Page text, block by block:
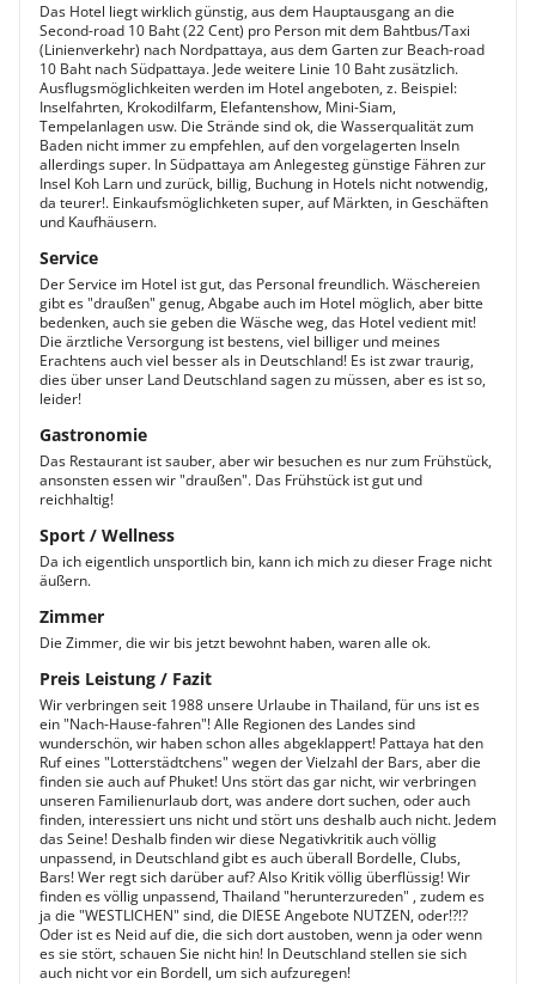
Das Hotel liegt wirklich günstig, aus dem Hauptausgang an die
Second-road 10 Baht (22 Cent) pro Person mit dem Bahtbus/Taxi
(Linienverkehr) nach Nordpattaya, aus dem Garten zur Beach-road
10 Baht nach Südpattaya. Jede weitere Linie 10 Baht zusätzlich.
Ausflugsmöglichkeiten werden im Hotel angeboten, z. Beispiel:
Inselfahrten, Krokodilfarm, Elefantenshow, Mini-Siam,
Tempelanlagen usw. Die Strände sind ok, die Wasserqualität zum
Baden nicht immer zu empfehlen, auf den vorgelagerten Inseln
allerdings super. In Südpattaya am Anlegesteg günstige Fähren zur
Insel Koh Larn und zurück, billig, Buchung in Hotels nicht notwendig,
da teurer!. Einkaufsmöglichketen super, auf Märkten, in Geschäften
und Kaufhäusern.
Service
Der Service im Hotel ist gut, das Personal freundlich. Wäschereien
gibt es "draußen" genug, Abgabe auch im Hotel möglich, aber bitte
bedenken, auch sie geben die Wäsche weg, das Hotel vedient mit!
Die ärztliche Versorgung ist bestens, viel billiger und meines
Erachtens auch viel besser als in Deutschland! Es ist zwar traurig,
dies über unser Land Deutschland sagen zu müssen, aber es ist so,
leider!
Gastronomie
Das Restaurant ist sauber, aber wir besuchen es nur zum Frühstück,
ansonsten essen wir "draußen". Das Frühstück ist gut und
reichhaltig!
Sport / Wellness
Da ich eigentlich unsportlich bin, kann ich mich zu dieser Frage nicht
äußern.
Zimmer
Die Zimmer, die wir bis jetzt bewohnt haben, waren alle ok.
Preis Leistung / Fazit
Wir verbringen seit 1988 unsere Urlaube in Thailand, für uns ist es
ein "Nach-Hause-fahren"! Alle Regionen des Landes sind
wunderschön, wir haben schon alles abgeklappert! Pattaya hat den
Ruf eines "Lotterstädtchens" wegen der Vielzahl der Bars, aber die
finden sie auch auf Phuket! Uns stört das gar nicht, wir verbringen
unseren Familienurlaub dort, was andere dort suchen, oder auch
finden, interessiert uns nicht und stört uns deshalb auch nicht. Jedem
das Seine! Deshalb finden wir diese Negativkritik auch völlig
unpassend, in Deutschland gibt es auch überall Bordelle, Clubs,
Bars! Wer regt sich darüber auf? Also Kritik völlig überflüssig! Wir
finden es völlig unpassend, Thailand "herunterzureden" , zudem es
ja die "WESTLICHEN" sind, die DIESE Angebote NUTZEN, oder!?!?
Oder ist es Neid auf die, die sich dort austoben, wenn ja oder wenn
es sie stört, schauen Sie nicht hin! In Deutschland stellen sie sich
auch nicht vor ein Bordell, um sich aufzuregen!